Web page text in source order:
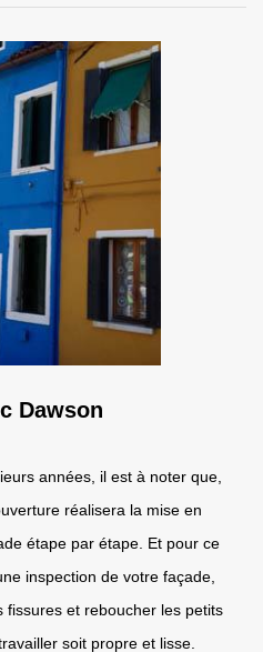
Dawson
années, il est à noter que,
réalisera la mise en
étape par étape. Et pour ce
inspection de votre façade,
fissures et reboucher les petits
soit propre et lisse.